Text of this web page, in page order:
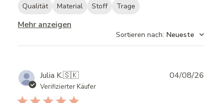
Qualität Material Stoff Trage
Mehr anzeigen
Sortieren nach: Neueste
Julia K.🇸🇰
Verifizierter Käufer
04/08/26